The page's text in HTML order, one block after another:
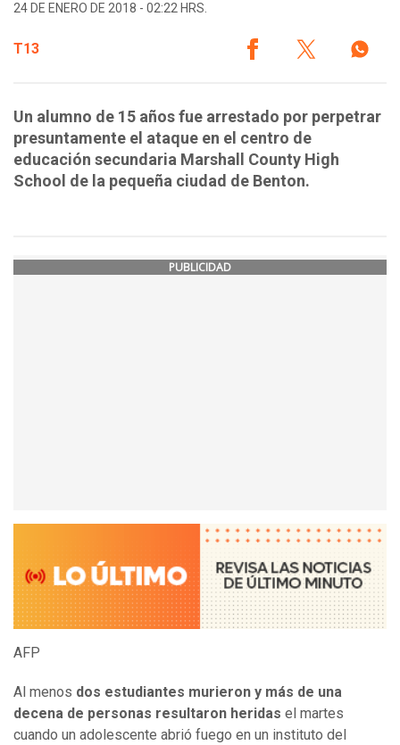
24 DE ENERO DE 2018 - 02:22 HRS.
T13
Un alumno de 15 años fue arrestado por perpetrar
presuntamente el ataque en el centro de
educación secundaria Marshall County High
School de la pequeña ciudad de Benton.
PUBLICIDAD
AFP
Al menos dos estudiantes murieron y más de una
decena de personas resultaron heridas el martes
cuando un adolescente abrió fuego en un instituto del